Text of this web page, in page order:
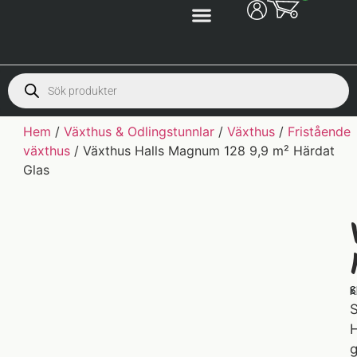
Hem /Växthus & Odlingstunnlar /Växthus / Fristående
växthus / Växthus Halls Magnum 128 9,9 m² Härdat
Glas